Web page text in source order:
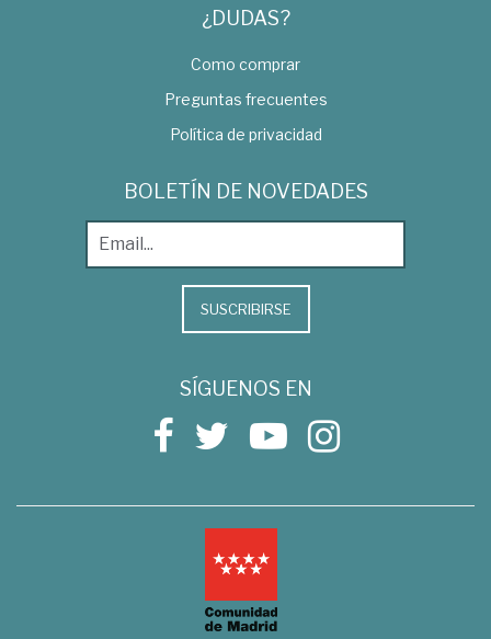
¿DUDAS?
Como comprar
Preguntas frecuentes
Política de privacidad
BOLETÍN DE NOVEDADES
SUSCRIBIRSE
SÍGUENOS EN